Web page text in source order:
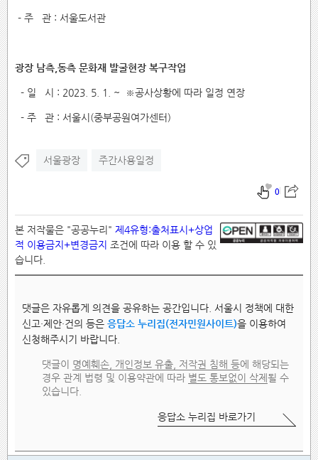
- 주 관 : 서울도서관
광장 남측,동측 문화재 발굴현장 복구작업
- 일 시 : 2023. 5. 1. ~ ※공사상황에 따라 일정 연장
- 주 관 : 서울시(중부공원여가센터)
서울광장 주간사용일정
0
본 저작물은 "공공누리" 제4유형:출처표시+상업
적 이용금지+변경금지 조건에 따라 이용 할 수 있
습니다.
댓글은 자유롭게 의견을 공유하는 공간입니다. 서울시 정책에 대한
신고·제안·건의 등은 응답소 누리집(전자민원사이트)을 이용하여
신청해주시기 바랍니다.
댓글이 명예훼손, 개인정보 유출, 저작권 침해 등에 해당되는
경우 관계 법령 및 이용약관에 따라 별도 통보없이 삭제 될 수
있습니다.
응답소 누리집 바로가기